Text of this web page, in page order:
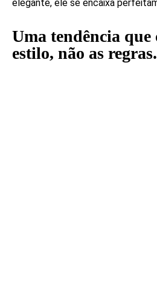
elegante, ele se encaixa
Uma tendência que
estilo, não as regras.